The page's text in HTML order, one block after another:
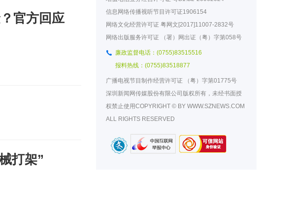
官方回应
打架”
信息网络传播视听节目许可证1906154
网络文化经营许可证粤网文[2017]11007-2832号
网络出版服务许可证
（署）网出证（粤）字第058号
廉政监督电话：(0755)83515516
报料热线：(0755)83518877
广播电视节目制作经营许可证
（粤）字第01775号
深圳新闻网传媒股份有限公司版权所有，未经书面授
权禁止使用COPYRIGHT © BY WWW.SZNEWS.COM
ALL RIGHTS RESERVED